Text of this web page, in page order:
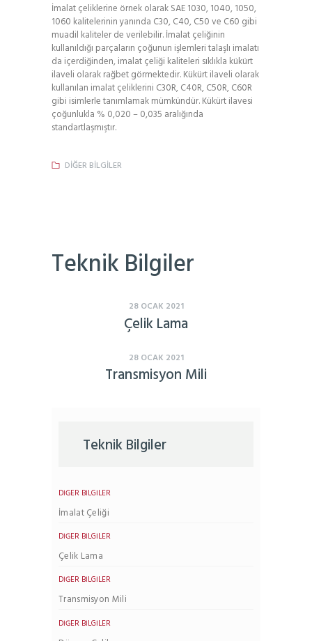
İmalat çeliklerine örnek olarak SAE 1030, 1040, 1050,
1060 kalitelerinin yanında C30, C40, C50 ve C60 gibi
muadil kaliteler de verilebilir. İmalat çeliğinin
kullanıldığı parçaların çoğunun işlemleri talaşlı imalatı
da içerdiğinden, imalat çeliği kaliteleri sıklıkla kükürt
ilaveli olarak rağbet görmektedir. Kükürt ilaveli olarak
kullanılan imalat çeliklerini C30R, C40R, C50R, C60R
gibi isimlerle tanımlamak mümkündür. Kükürt ilavesi
çoğunlukla % 0,020 – 0,035 aralığında
standartlaşmıştır.
DIĞER BILGILER
Teknik Bilgiler
28 OCAK 2021
Çelik Lama
28 OCAK 2021
Transmisyon Mili
Teknik Bilgiler
DIĞER BILGILER
İmalat Çeliği
DIĞER BILGILER
Çelik Lama
DIĞER BILGILER
Transmisyon Mili
DIĞER BILGILER